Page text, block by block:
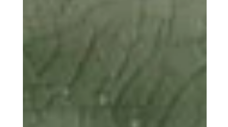
Glutenfreies Kürbis-
Sauerteigbrot mit Walnüssen